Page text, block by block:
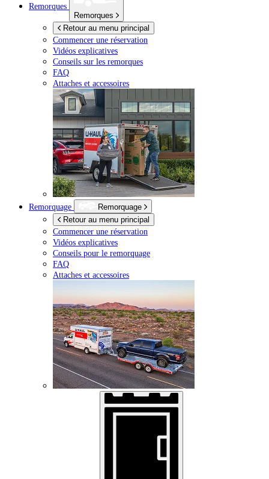
Remorques
Remorques
Retour au menu principal
Commencer une réservation
Vidéos explicatives
Conseils sur les remorques
FAQ
Attaches et accessoires
Remorquage
Remorquage
Retour au menu principal
Commencer une réservation
Vidéos explicatives
Conseils pour le remorquage
FAQ
Attaches et accessoires